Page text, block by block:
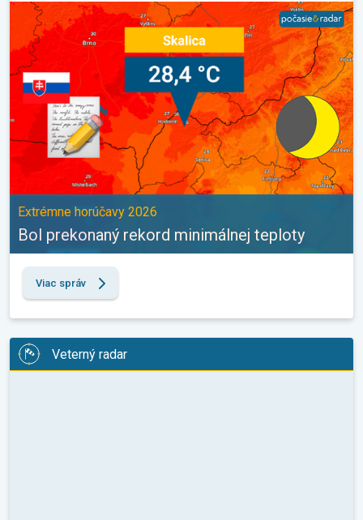
Bol prekonaný rekord minimálnej teploty. Extrémne horúčavy
Extrémne horúčavy 2026
Bol prekonaný rekord minimálnej teploty
Viac správ
Veterný radar